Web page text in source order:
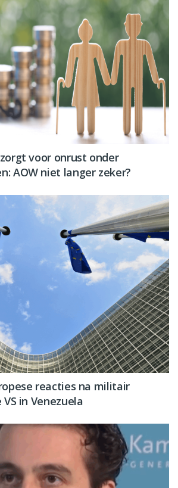
voor onrust onder
AOW niet langer zeker?
reacties na militair
in Venezuela